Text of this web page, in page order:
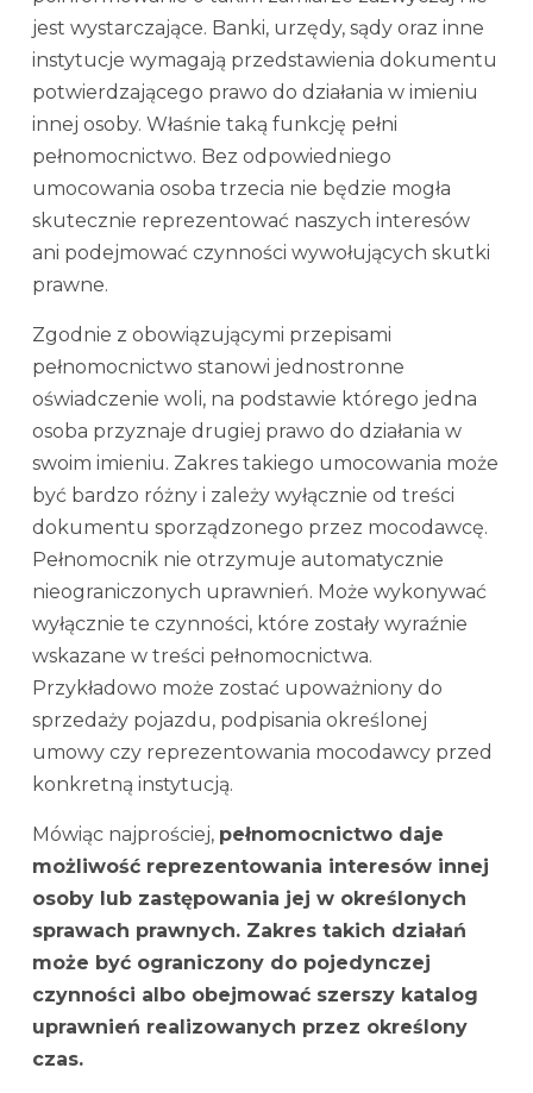
jest wystarczające. Banki, urzędy, sądy oraz inne
instytucje wymagają przedstawienia dokumentu
potwierdzającego prawo do działania w imieniu
innej osoby. Właśnie taką funkcję pełni
pełnomocnictwo. Bez odpowiedniego
umocowania osoba trzecia nie będzie mogła
skutecznie reprezentować naszych interesów
ani podejmować czynności wywołujących skutki
prawne.
Zgodnie z obowiązującymi przepisami
pełnomocnictwo stanowi jednostronne
oświadczenie woli, na podstawie którego jedna
osoba przyznaje drugiej prawo do działania w
swoim imieniu. Zakres takiego umocowania może
być bardzo różny i zależy wyłącznie od treści
dokumentu sporządzonego przez mocodawcę.
Pełnomocnik nie otrzymuje automatycznie
nieograniczonych uprawnień. Może wykonywać
wyłącznie te czynności, które zostały wyraźnie
wskazane w treści pełnomocnictwa.
Przykładowo może zostać upoważniony do
sprzedaży pojazdu, podpisania określonej
umowy czy reprezentowania mocodawcy przed
konkretną instytucją.
Mówiąc najprościej, pełnomocnictwo daje
możliwość reprezentowania interesów innej
osoby lub zastępowania jej w określonych
sprawach prawnych. Zakres takich działań
może być ograniczony do pojedynczej
czynności albo obejmować szerszy katalog
uprawnień realizowanych przez określony
czas.